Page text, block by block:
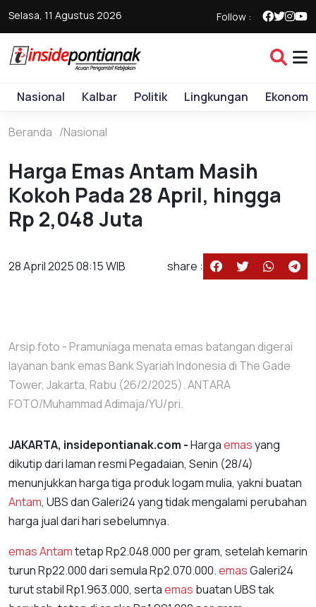
Selasa, 11 Agustus 2026 Follow :
Nasional Kalbar Politik Lingkungan Ekonomi
Beranda Nasional
Harga Emas Antam Masih
Kokoh Pada 28 April, hingga
Rp 2,048 Juta
28 April 2025 08:15 WIB share :
Arsip foto - Pramuniaga menata emas batangan digerai
layanan bank emas Bank Syariah Indonesia di The Gade
Tower, Jakarta, Rabu (26/2/2025). ANTARA
FOTO/Muhammad Adimaja/YU/pri.
JAKARTA, insidepontianak.com -Hargaemasyang
dikutip dari laman resmi Pegadaian, Senin (28/4)
menunjukkan harga tiga produk logam mulia, yakni buatan
Antam, UBS dan Galeri24 yang tidak mengalami perubahan
harga jual dari hari sebelumnya.
emasAntamtetap Rp2.048.000 per gram, setelah kemarin
turun Rp22.000 dari semula Rp2.070.000.emasGaleri24
turut stabil Rp1.963.000, sertaemas buatan UBS tak